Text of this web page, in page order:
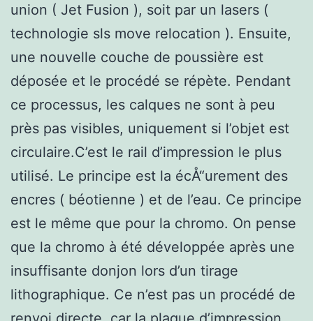
union ( Jet Fusion ), soit par un lasers (
technologie sls move relocation ). Ensuite,
une nouvelle couche de poussière est
déposée et le procédé se répète. Pendant
ce processus, les calques ne sont à peu
près pas visibles, uniquement si l’objet est
circulaire.C’est le rail d’impression le plus
utilisé. Le principe est la écÅ“urement des
encres ( béotienne ) et de l’eau. Ce principe
est le même que pour la chromo. On pense
que la chromo à été développée après une
insuffisante donjon lors d’un tirage
lithographique. Ce n’est pas un procédé de